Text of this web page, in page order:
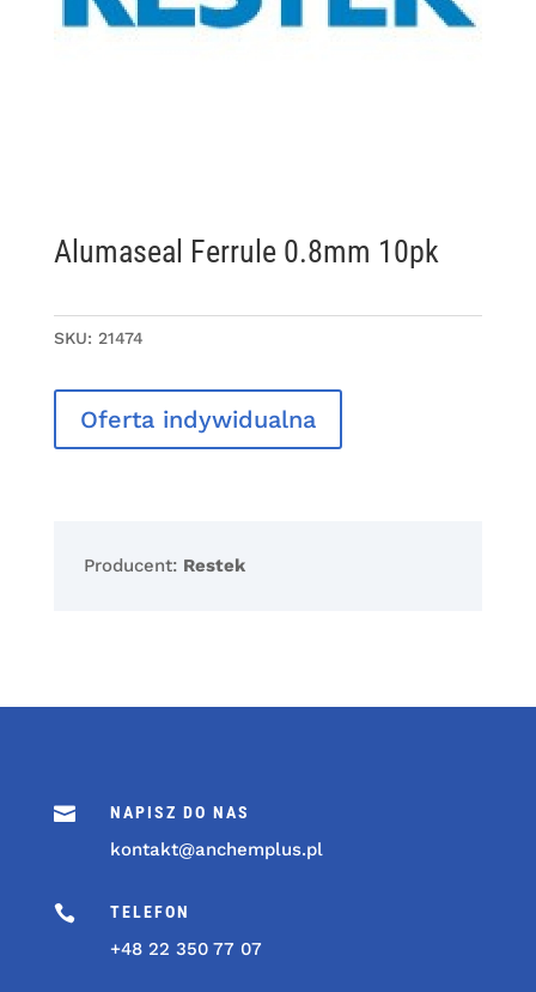
Alumaseal Ferrule 0.8mm 10pk
SKU: 21474
Oferta indywidualna
Producent: Restek
 NAPISZ DO NAS
kontakt@anchemplus.pl
 TELEFON
+48 22 350 77 07